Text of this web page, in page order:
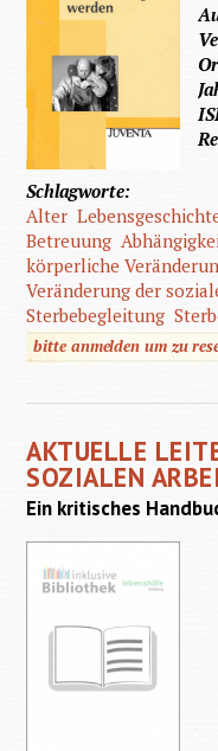
Schlagworte:
Alter
Betreuung
körperliche
Veränderung der
Sterbebegleitung
bitte anmelden um zu
AKTUELLE
SOZIALEN
Ein kritisches